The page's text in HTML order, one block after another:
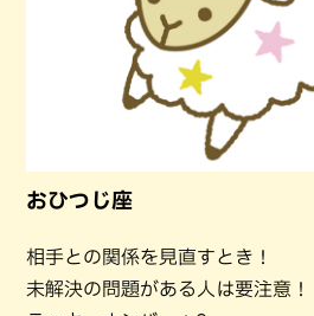
おひつじ座
相手との関係を見直すとき！
未解決の問題がある人は要注意！